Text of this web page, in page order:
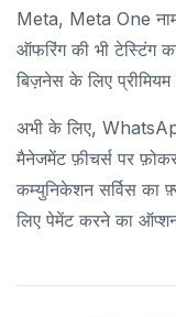
Meta, Meta One
ऑफरिंग की भी टेस्टिंग
बिज़नेस के लिए प्रीमियम
अभी के लिए,
मैनेजमेंट फ़ीचर्स पर
कम्युनिकेशन सर्विस का
लिए पेमेंट करने का